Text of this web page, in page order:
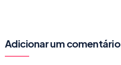
Adicionar um comentário